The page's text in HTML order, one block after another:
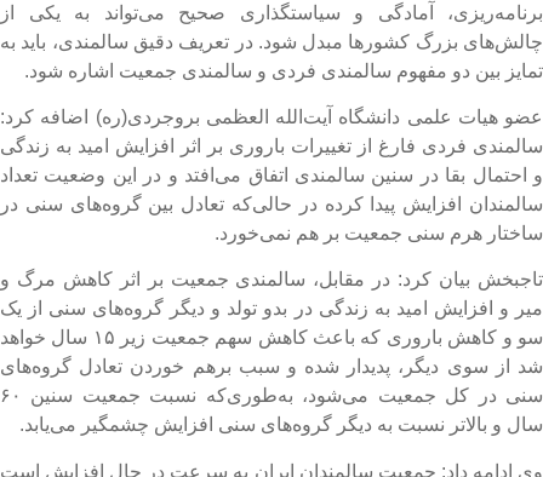
آمادگی و سیاستگذاری صحیح می‌تواند به یکی از
بزرگ کشورها مبدل شود. در تعریف دقیق سالمندی، باید به
بین دو مفهوم سالمندی فردی و سالمندی جمعیت اشاره شود.
هیات علمی دانشگاه آیت‌الله العظمی بروجردی(ره) اضافه کرد:
فردی فارغ از تغییرات باروری بر اثر افزایش امید به زندگی
احتمال بقا در سنین سالمندی اتفاق می‌افتد و در این وضعیت تعداد
افزایش پیدا کرده در حالی‌که تعادل بین گروه‌های سنی در
هرم سنی جمعیت بر هم نمی‌خورد.
بیان کرد: در مقابل، سالمندی جمعیت بر اثر کاهش مرگ و
و افزایش امید به زندگی در بدو تولد و دیگر گروه‌های سنی از یک
سو و کاهش باروری که باعث کاهش سهم جمعیت زیر ۱۵ سال خواهد
از سوی دیگر، پدیدار شده و سبب برهم خوردن تعادل گروه‌های
سنی در کل جمعیت می‌شود، به‌طوری‌که نسبت جمعیت سنین ۶۰
و بالاتر نسبت به دیگر گروه‌های سنی افزایش چشمگیر می‌یابد.
ادامه داد: جمعیت سالمندان ایران به سرعت در حال افزایش است